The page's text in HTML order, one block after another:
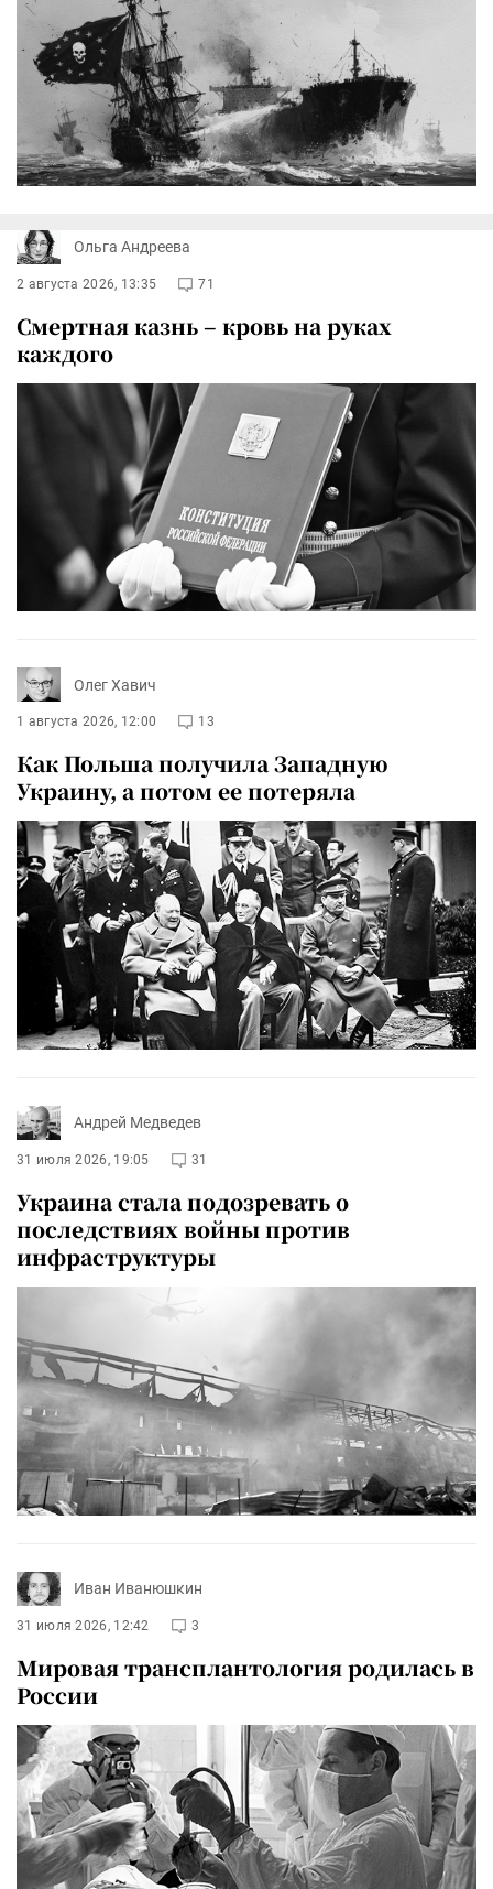
Ольга Андреева
2 августа 2026, 13:35 71
Смертная казнь – кровь на руках
каждого
Олег Хавич
1 августа 2026, 12:00 13
Как Польша получила Западную
Украину, а потом ее потеряла
Андрей Медведев
31 июля 2026, 19:05 31
Украина стала подозревать о
последствиях войны против
инфраструктуры
Иван Иванюшкин
31 июля 2026, 12:42 3
Мировая трансплантология родилась в
России